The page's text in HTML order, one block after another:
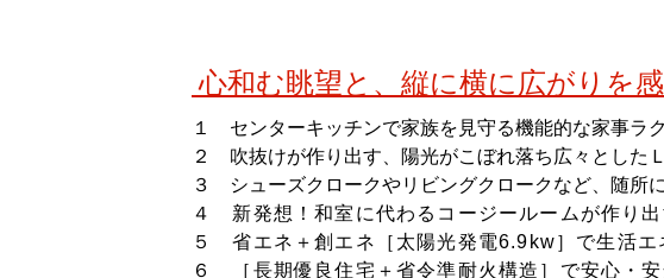
心和む眺望と、縦に横に広がりを
１ センターキッチンで家族を見守る機能的な家事ラ
２ 吹抜けが作り出す、陽光がこぼれ落ち広々とした
３ シューズクロークやリビングクロークなど、随所
４ 新発想！和室に代わるコージールームが作り出
５ 省エネ＋創エネ［太陽光発電6.9kw］で生活エ
６ ［長期優良住宅＋省令準耐火構造］で安心・安